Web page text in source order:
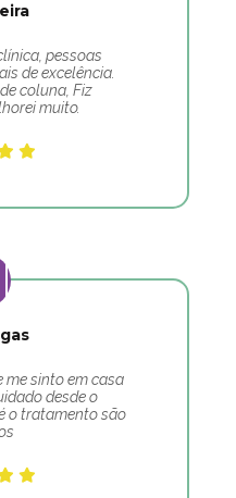
pessoas
de excelência.
coluna, Fiz
muito.
me sinto em casa
desde o
o tratamento são